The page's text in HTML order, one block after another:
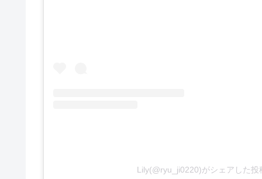
Lily(@ryu_ji0220)がシェアした投